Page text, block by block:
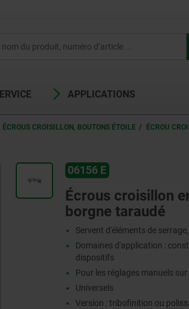
APPLICATIONS
ÉCROUS CROISILLON, BOUTONS ÉTOILE ÉCROU
06156 E
Écrous croisillon
borgne taraudé
Servent d'éléments de
Domaines d'application :
dispositifs
Pour les réglages manuels
Universels
Version : tribofinition ou